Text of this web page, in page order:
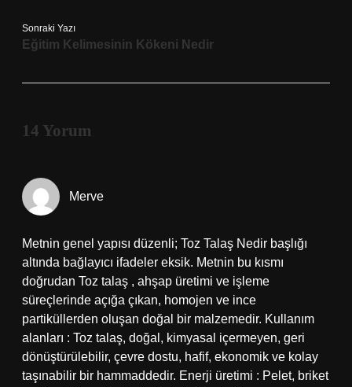
Sonraki Yazı
Eğitim Kelimesinin Kökeni Nedir
14 Yorum
Merve
Metnin genel yapısı düzenli; Toz Talaş Nedir başlığı
altında bağlayıcı ifadeler eksik. Metnin bu kısmı
doğrudan Toz talaş , ahşap üretimi ve işleme
süreçlerinde açığa çıkan, homojen ve ince
partiküllerden oluşan doğal bir malzemedir. Kullanım
alanları : Toz talaş, doğal, kimyasal içermeyen, geri
dönüştürülebilir, çevre dostu, hafif, ekonomik ve kolay
taşınabilir bir hammaddedir. Enerji üretimi : Pelet, briket